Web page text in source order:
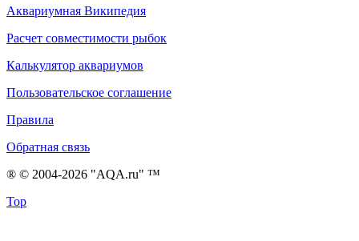
Аквариумная Википедия
Расчет совместимости рыбок
Калькулятор аквариумов
Пользовательское соглашение
Правила
Обратная связь
® © 2004-2026 "AQA.ru" ™
Top